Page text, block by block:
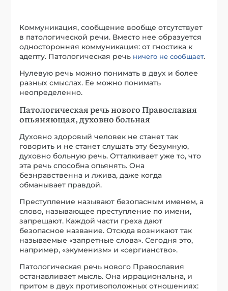
Коммуникация, сообщение вообще отсутствует
в патологической речи. Вместо нее образуется
односторонняя коммуникация: от гностика к
адепту. Патологическая речь ничего не сообщает.
Нулевую речь можно понимать в двух и более
разных смыслах. Ее можно понимать
неопределенно.
Патологическая речь нового Православия
опьяняющая, духовно больная
Духовно здоровый человек не станет так
говорить и не станет слушать эту безумную,
духовно больную речь. Отталкивает уже то, что
эта речь способна опьянять. Она
безнравственна и лжива, даже когда
обманывает правдой.
Преступление называют безопасным именем, а
слово, называющее преступление по имени,
запрещают. Каждой части греха дают
безопасное название. Отсюда возникают так
называемые «запретные слова». Сегодня это,
например, «экуменизм» и «сергианство».
Патологическая речь нового Православия
останавливает мысль. Она иррациональна, и
притом в двух противоположных отношениях: